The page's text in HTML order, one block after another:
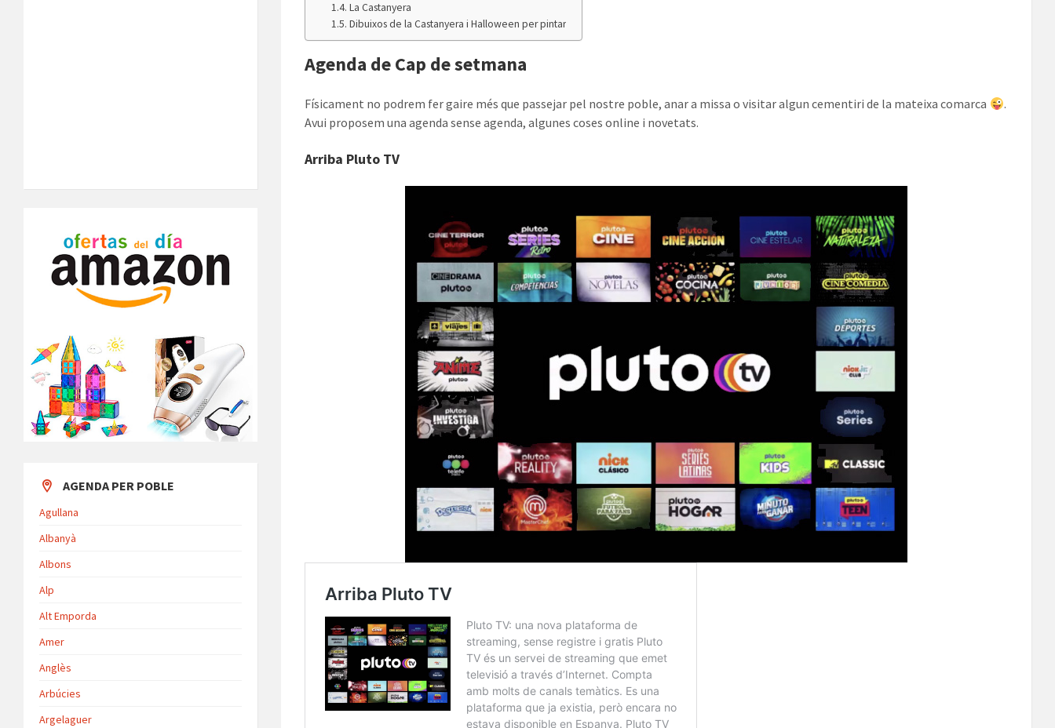
La Castanyera
Dibuixos de la Castanyera i Halloween per pintar
Agenda de Cap de setmana
Físicament no podrem fer gaire més que passejar pel nostre poble, anar a missa o visitar algun cementiri de la mateixa comarca
.
Avui proposem una agenda sense agenda, algunes coses online i novetats.
Arriba Pluto TV
AGENDA PER POBLE
Agullana
Albanyà
Albons
Alp
Alt Emporda
Amer
Anglès
Arbúcies
Argelaguer